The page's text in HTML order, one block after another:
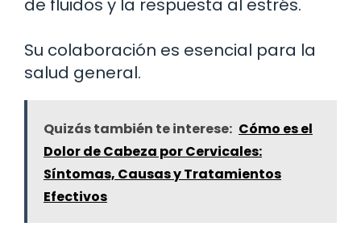
de fluidos y la respuesta al estrés.
Su colaboración es esencial para la
salud general.
Quizás también te interese: Cómo es el
Dolor de Cabeza por Cervicales:
Síntomas, Causas y Tratamientos
Efectivos